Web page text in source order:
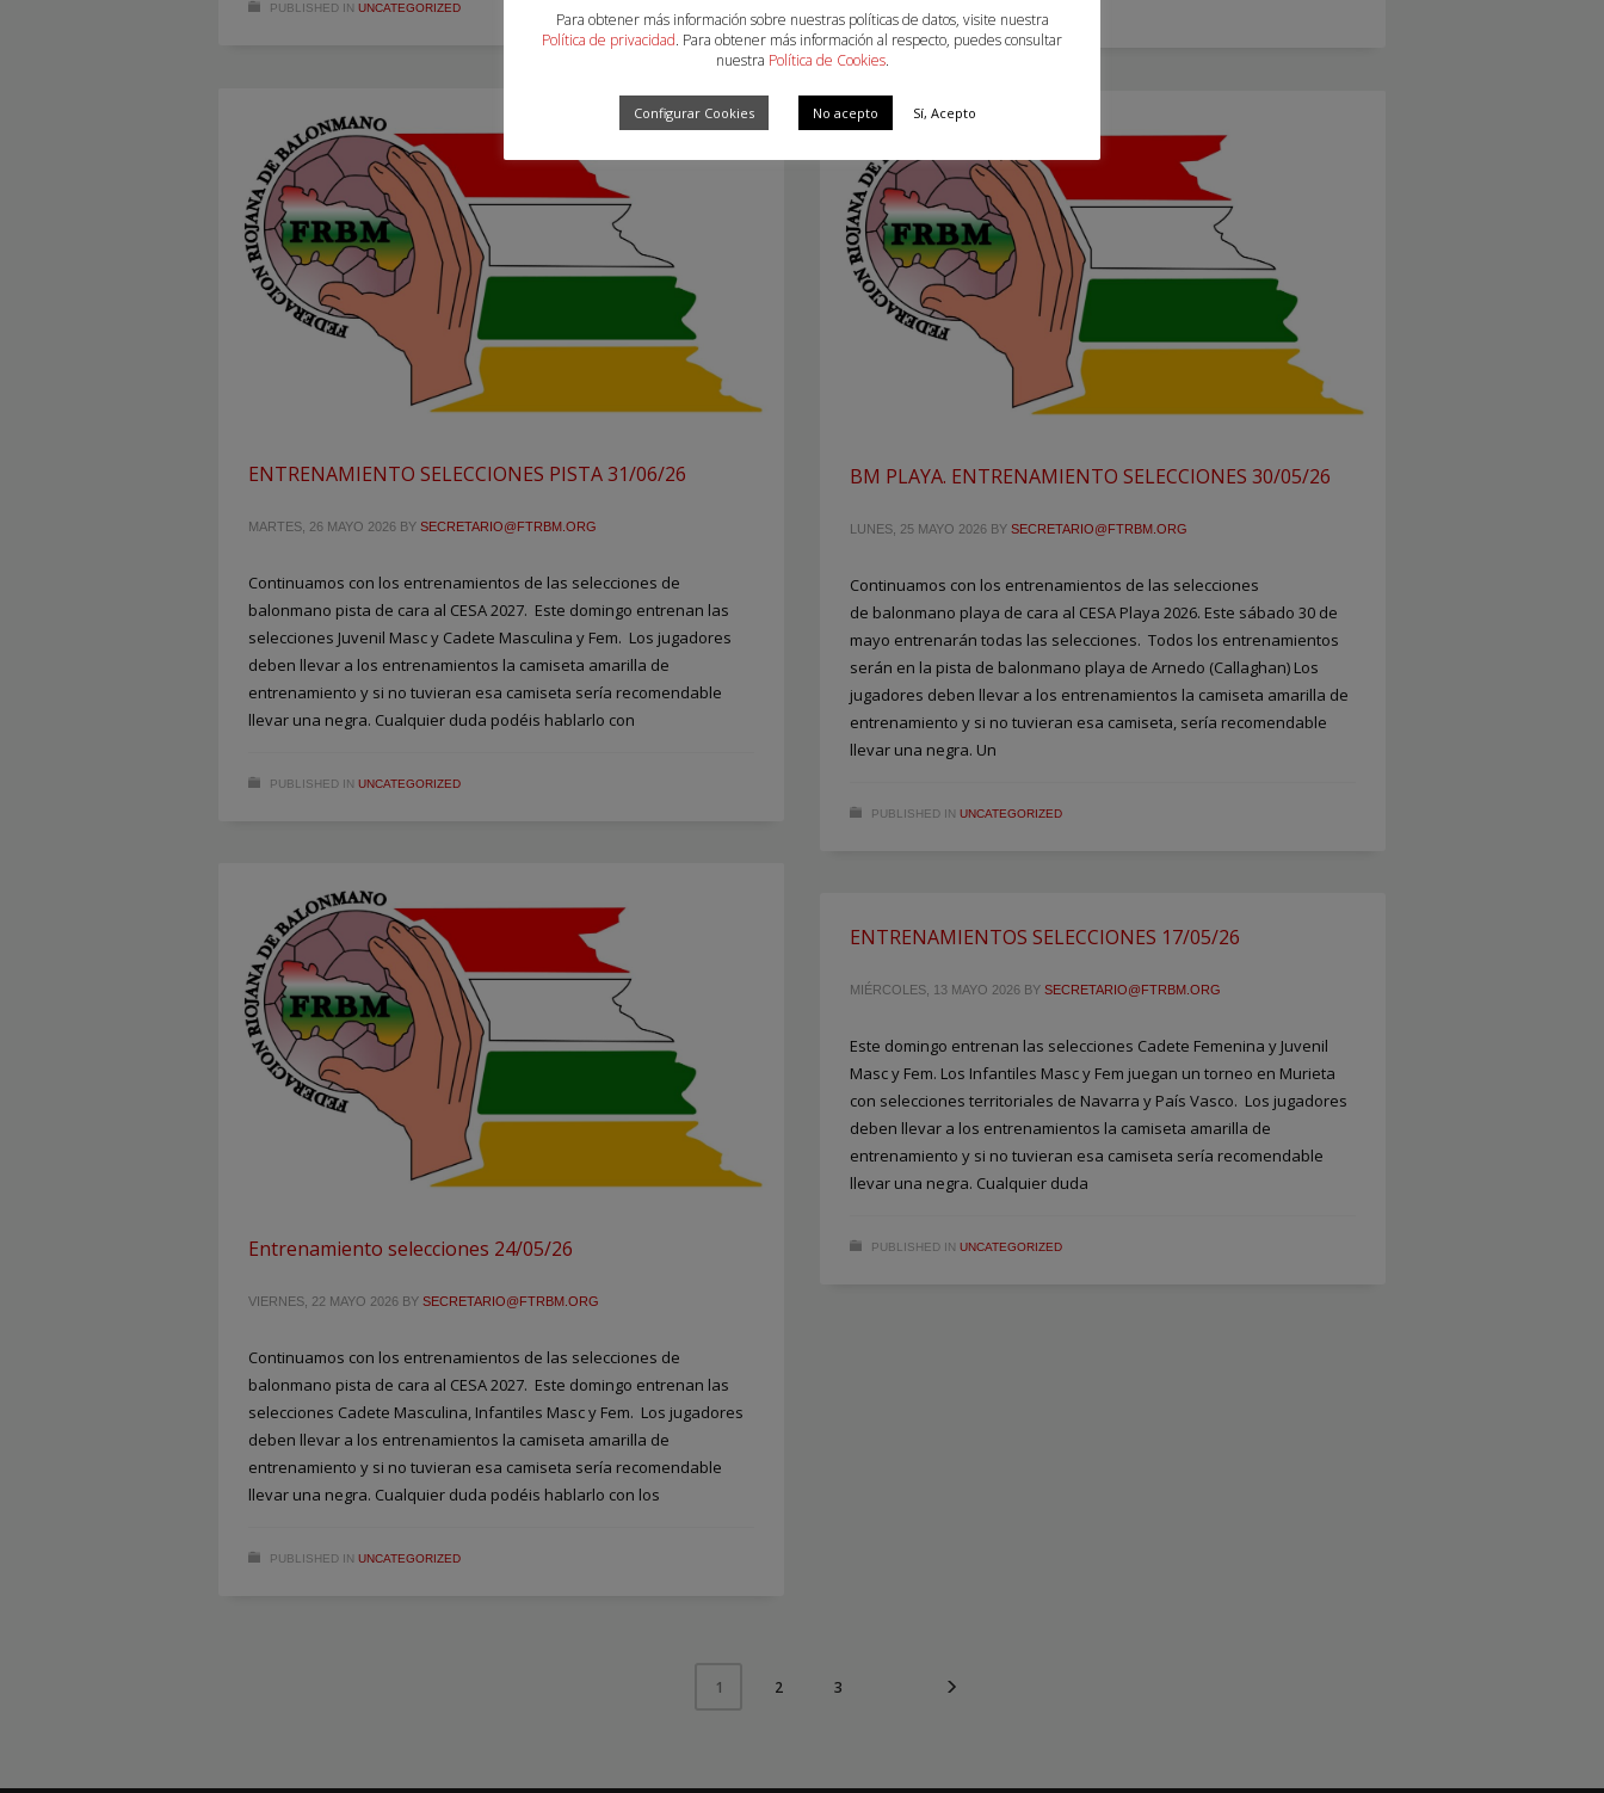
PUBLISHED IN UNCATEGORIZED PUBLISHED IN
ENTRENAMIENTO SELECCIONES PISTA 31/06/26
MARTES, 26 MAYO 2026 BY SECRETARIO@FTRBM.ORG
Continuamos con los entrenamientos de las selecciones de
balonmano pista de cara al CESA 2027. Este domingo entrenan las
selecciones Juvenil Masc y Cadete Masculina y Fem. Los jugadores
deben llevar a los entrenamientos la camiseta amarilla de
entrenamiento y si no tuvieran esa camiseta sería recomendable
llevar una negra. Cualquier duda podéis hablarlo con
PUBLISHED IN UNCATEGORIZED
BM PLAYA. ENTRENAMIENTO SELECCIONES 30/05/26
LUNES, 25 MAYO 2026 BY SECRETARIO@FTRBM.ORG
Continuamos con los entrenamientos de las selecciones
de balonmano playa de cara al CESA Playa 2026. Este sábado 30 de
mayo entrenarán todas las selecciones. Todos los entrenamientos
serán en la pista de balonmano playa de Arnedo (Callaghan) Los
jugadores deben llevar a los entrenamientos la camiseta amarilla de
entrenamiento y si no tuvieran esa camiseta, sería recomendable
llevar una negra. Un
PUBLISHED IN UNCATEGORIZED
Entrenamiento selecciones 24/05/26
VIERNES, 22 MAYO 2026 BY SECRETARIO@FTRBM.ORG
Continuamos con los entrenamientos de las selecciones de
balonmano pista de cara al CESA 2027. Este domingo entrenan las
selecciones Cadete Masculina, Infantiles Masc y Fem. Los jugadores
deben llevar a los entrenamientos la camiseta amarilla de
entrenamiento y si no tuvieran esa camiseta sería recomendable
llevar una negra. Cualquier duda podéis hablarlo con los
PUBLISHED IN UNCATEGORIZED
ENTRENAMIENTOS SELECCIONES 17/05/26
MIÉRCOLES, 13 MAYO 2026 BY SECRETARIO@FTRBM.ORG
Este domingo entrenan las selecciones Cadete Femenina y Juvenil
Masc y Fem. Los Infantiles Masc y Fem juegan un torneo en Murieta
con selecciones territoriales de Navarra y País Vasco. Los jugadores
deben llevar a los entrenamientos la camiseta amarilla de
entrenamiento y si no tuvieran esa camiseta sería recomendable
llevar una negra. Cualquier duda
PUBLISHED IN UNCATEGORIZED
1 2 3
Para obtener más información sobre nuestras políticas de datos, visite nuestra
Política de privacidad. Para obtener más información al respecto, puedes consultar
nuestra Política de Cookies.
Configurar Cookies No acepto Sí, Acepto